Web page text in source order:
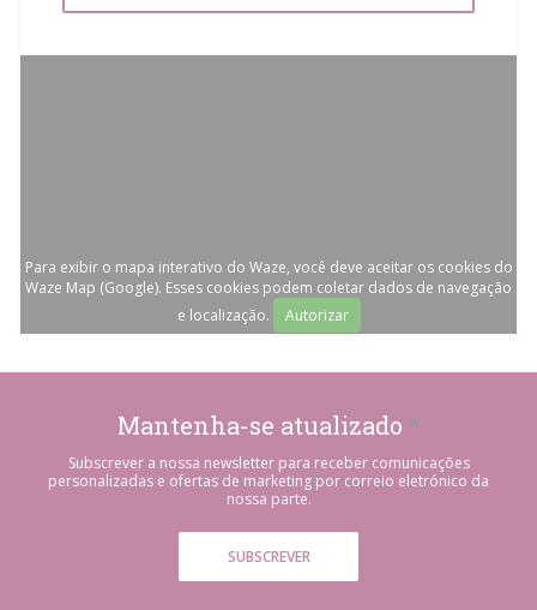
Para exibir o mapa interativo do Waze, você deve aceitar os cookies do
Waze Map (Google). Esses cookies podem coletar dados de navegação
e localização.
Autorizar
Mantenha-se atualizado *
Subscrever a nossa newsletter para receber comunicações
personalizadas e ofertas de marketing por correio eletrónico da
nossa parte.
SUBSCREVER